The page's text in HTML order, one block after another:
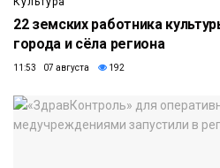
22 земских работника
города и сёла региона
11:53 07 августа 192